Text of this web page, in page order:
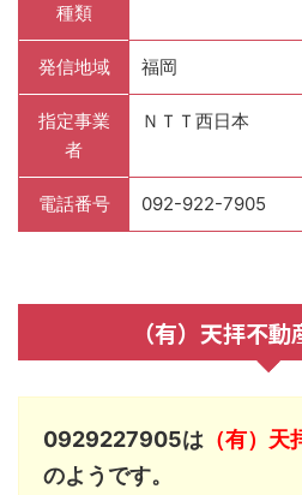
種類
発信地域 福岡
指定事業
者
ＮＴＴ西日本
電話番号 092-922-7905
（有）天拝不
0929227905は （有）
のようです。